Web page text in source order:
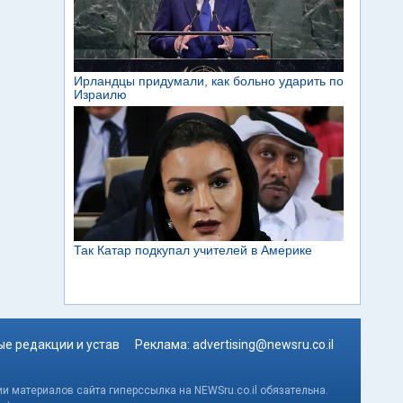
редакции и устав Реклама: advertising@newsru.co.il
сайта гиперссылка на NEWSru.co.il обязательна.